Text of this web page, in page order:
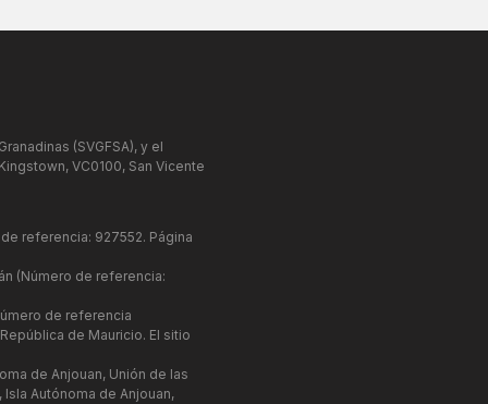
(SVGFSA), y el
VC0100, San Vicente
referencia: 927552. Página
(Número de referencia:
de referencia
de Mauricio. El sitio
de Anjouan, Unión de las
Autónoma de Anjouan,